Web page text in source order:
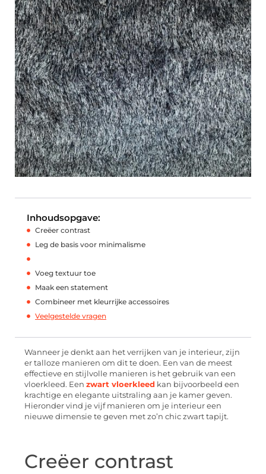
Inhoudsopgave:
Creëer contrast
Leg de basis voor minimalisme
Voeg textuur toe
Maak een statement
Combineer met kleurrijke accessoires
Veelgestelde vragen
Wanneer je denkt aan het verrijken van je interieur, zijn
er talloze manieren om dit te doen. Een van de meest
effectieve en stijlvolle manieren is het gebruik van een
vloerkleed. Een zwart vloerkleed kan bijvoorbeeld een
krachtige en elegante uitstraling aan je kamer geven.
Hieronder vind je vijf manieren om je interieur een
nieuwe dimensie te geven met zo’n chic zwart tapijt.
Creëer contrast